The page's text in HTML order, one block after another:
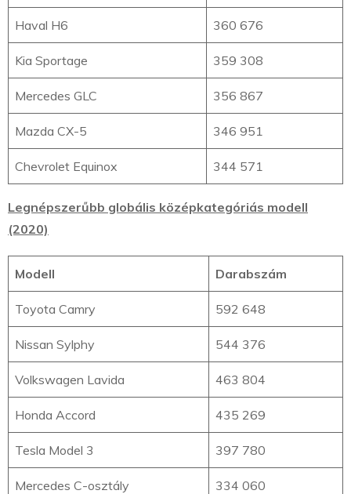
Haval H6 360 676
Kia Sportage 359 308
Mercedes GLC 356 867
Mazda CX-5 346 951
Chevrolet Equinox 344 571
Legnépszerűbb globális középkategóriás modell
(2020)
Modell Darabszám
Toyota Camry 592 648
Nissan Sylphy 544 376
Volkswagen Lavida 463 804
Honda Accord 435 269
Tesla Model 3 397 780
Mercedes C-osztály 334 060